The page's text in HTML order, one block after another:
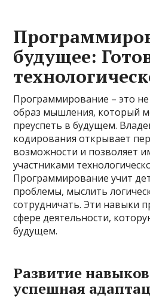
будущее:
Программирование – это
образ мышления, который
преуспеть в будущем.
кодирования открывает
возможности и позволяет
участниками
Программирование учит
проблемы, мыслить
сотрудничать. Эти навыки
сфере деятельности,
будущем.
Развитие
успешная